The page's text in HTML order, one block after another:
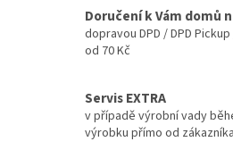
Doručení k Vám domů
dopravou DPD / DPD
od 70 Kč
Servis EXTRA
v případě výrobní vady
výrobku přímo od